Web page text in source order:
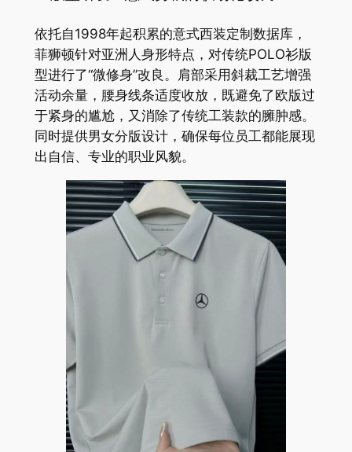
依托自1998年起积累的意式西装定制数据库，
菲狮顿针对亚洲人身形特点，对传统POLO衫版
型进行了“微修身”改良。肩部采用斜裁工艺增强
活动余量，腰身线条适度收放，既避免了欧版过
于紧身的尴尬，又消除了传统工装款的臃肿感。
同时提供男女分版设计，确保每位员工都能展现
出自信、专业的职业风貌。